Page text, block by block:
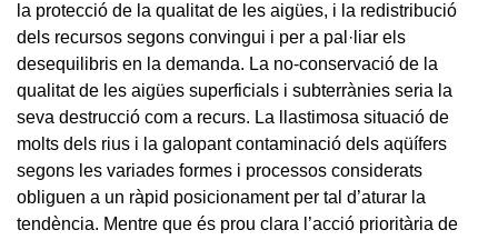
la protecció de la qualitat de les aigües, i la redistribució
dels recursos segons convingui i per a pal·liar els
desequilibris en la demanda. La no-conservació de la
qualitat de les aigües superficials i subterrànies seria la
seva destrucció com a recurs. La llastimosa situació de
molts dels rius i la galopant contaminació dels aqüífers
segons les variades formes i processos considerats
obliguen a un ràpid posicionament per tal d’aturar la
tendència. Mentre que és prou clara l’acció prioritària de